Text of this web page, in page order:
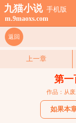
九猫小说 手机版
m.9maoxs.com
返回
上一章
第一
作品：从
如果本